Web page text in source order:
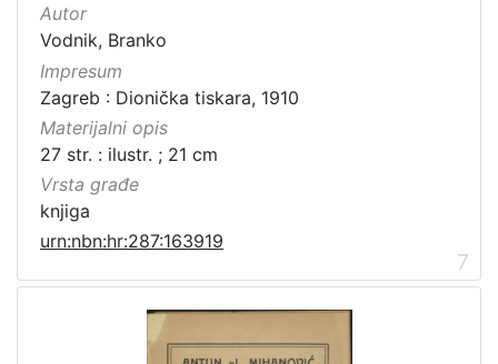
Autor
Vodnik, Branko
Impresum
Zagreb : Dionička tiskara, 1910
Materijalni opis
27 str. : ilustr. ; 21 cm
Vrsta građe
knjiga
urn:nbn:hr:287:163919
7